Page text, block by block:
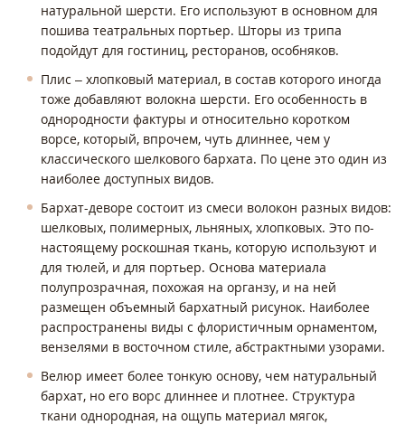
натуральной шерсти. Его используют в основном для
пошива театральных портьер. Шторы из трипа
подойдут для гостиниц, ресторанов, особняков.
Плис – хлопковый материал, в состав которого иногда
тоже добавляют волокна шерсти. Его особенность в
однородности фактуры и относительно коротком
ворсе, который, впрочем, чуть длиннее, чем у
классического шелкового бархата. По цене это один из
наиболее доступных видов.
Бархат-деворе состоит из смеси волокон разных видов:
шелковых, полимерных, льняных, хлопковых. Это по-
настоящему роскошная ткань, которую используют и
для тюлей, и для портьер. Основа материала
полупрозрачная, похожая на органзу, и на ней
размещен объемный бархатный рисунок. Наиболее
распространены виды с флористичным орнаментом,
вензелями в восточном стиле, абстрактными узорами.
Велюр имеет более тонкую основу, чем натуральный
бархат, но его ворс длиннее и плотнее. Структура
ткани однородная, на ощупь материал мягок,